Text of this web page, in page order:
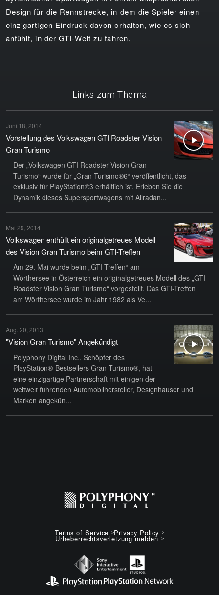
Design für die Rennstrecke, in dem die Spieler einen
einzigartigen Eindruck davon erhalten, wie es sich
anfühlt, in der GTI-Welt zu fahren.
Links zum Thema
Juni 18, 2014
Vorstellung des Volkswagen GTI Roadster Vision
Gran Turismo
Der „Volkswagen GTI Roadster Vision Gran
Turismo“ wurde für „Gran Turismo®6“ veröffentlicht, das
exklusiv für PlayStation®3 erhältlich ist. Erleben Sie die
Dynamik dieses Supersportwagens mit Allradan...
Mai 29, 2014
Volkswagen enthüllt ein originalgetreues Modell
des Vision Gran Turismo beim GTI-Treffen
Am 29. Mai wurde beim „GTI-Treffen“ am
Wörthersee in Österreich ein originalgetreues Modell des „GTI
Roadster Vision Gran Turismo“ vorgestellt. Das GTI-Treffen
am Wörthersee wurde im Jahr 1982 als Ve...
Aug. 20, 2013
"Vision Gran Turismo" Angekündigt
Polyphony Digital Inc., Schöpfer des
PlayStation®-Bestsellers Gran Turismo®, hat
eine einzigartige Partnerschaft mit einigen der
weltweit führenden Automobilhersteller, Designhäuser und
Marken angekün...
Terms of Service Privacy Policy
Urheberrechtsverletzung melden